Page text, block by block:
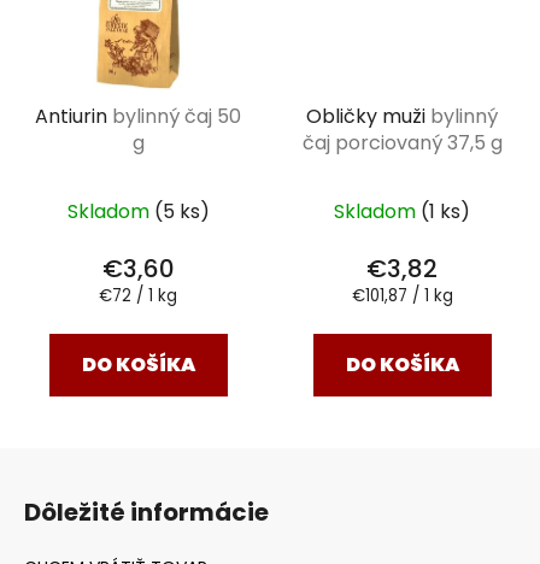
Antiurin bylinný čaj 50
g
Skladom (5 ks)
€3,60
Jednotková
€72 / 1 kg
DO KOŠÍKA
Obličky muži bylinný
čaj porciovaný 37,5 g
Skladom (1 ks)
€3,82
Jednotková
€101,87 / 1 kg
DO KOŠÍKA
Dôležité informácie